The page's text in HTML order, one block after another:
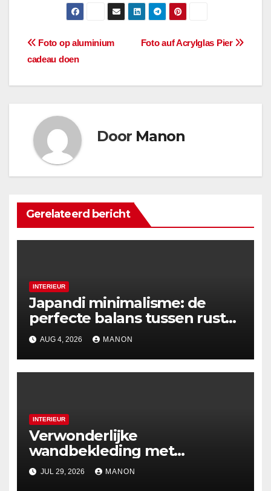
BerichtnavigatieFoto auf Acrylglas Pier
Foto op aluminium
cadeau doen
Door Manon
Gerelateerd bericht
INTERIEUR
Japandi minimalisme: de
perfecte balans tussen rust
en esthetiek
AUG 4, 2026 MANON
INTERIEUR
Verwonderlijke
wandbekleding met
holografische effecten
JUL 29, 2026 MANON